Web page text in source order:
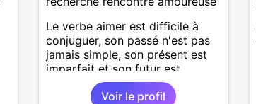
Le verbe aimer est difficile à
conjuguer, son passé n'est pas
jamais simple, son présent est
imparfait et son futur est
conditionnel.
Voir le profil